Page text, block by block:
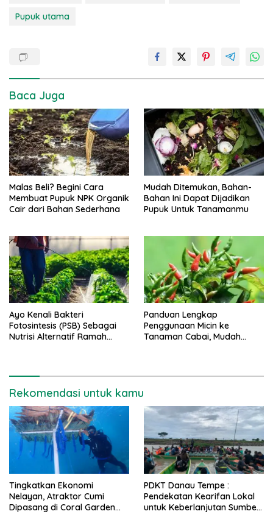
Pupuk utama
Baca Juga
Malas Beli? Begini Cara
Membuat Pupuk NPK Organik
Cair dari Bahan Sederhana
Mudah Ditemukan, Bahan-
Bahan Ini Dapat Dijadikan
Pupuk Untuk Tanamanmu
Ayo Kenali Bakteri
Fotosintesis (PSB) Sebagai
Nutrisi Alternatif Ramah
Panduan Lengkap
Penggunaan Micin ke
Tanaman Cabai, Mudah
Rekomendasi untuk kamu
Tingkatkan Ekonomi
Nelayan, Atraktor Cumi
Dipasang di Coral Garden
PDKT Danau Tempe :
Pendekatan Kearifan Lokal
untuk Keberlanjutan Sumber